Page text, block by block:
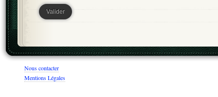
Nous contacter
Mentions Légales